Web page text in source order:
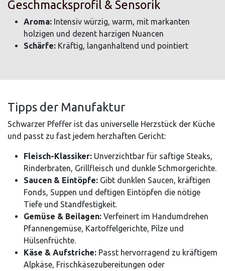
Geschmacksprofil & Sensorik
Aroma: Intensiv würzig, warm, mit markanten
holzigen und dezent harzigen Nuancen
Schärfe: Kräftig, langanhaltend und pointiert
Tipps der Manufaktur
Schwarzer Pfeffer ist das universelle Herzstück der Küche
und passt zu fast jedem herzhaften Gericht:
Fleisch-Klassiker: Unverzichtbar für saftige Steaks,
Rinderbraten, Grillfleisch und dunkle Schmorgerichte.
Saucen & Eintöpfe: Gibt dunklen Saucen, kräftigen
Fonds, Suppen und deftigen Eintöpfen die nötige
Tiefe und Standfestigkeit.
Gemüse & Beilagen: Verfeinert im Handumdrehen
Pfannengemüse, Kartoffelgerichte, Pilze und
Hülsenfrüchte.
Käse & Aufstriche: Passt hervorragend zu kräftigem
Alpkäse, Frischkäsezubereitungen oder